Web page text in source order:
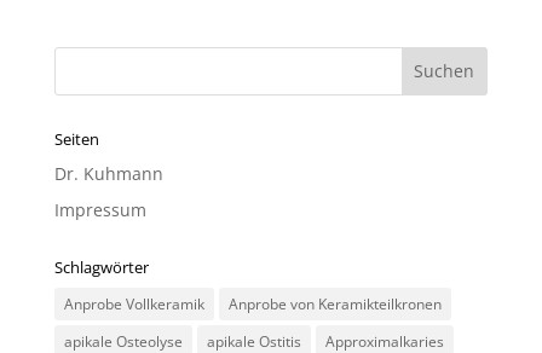
Seiten
Dr. Kuhmann
Impressum
Schlagwörter
Anprobe Vollkeramik
Anprobe von Keramikteilkronen
apikale Osteolyse
apikale Ostitis
Approximalkaries